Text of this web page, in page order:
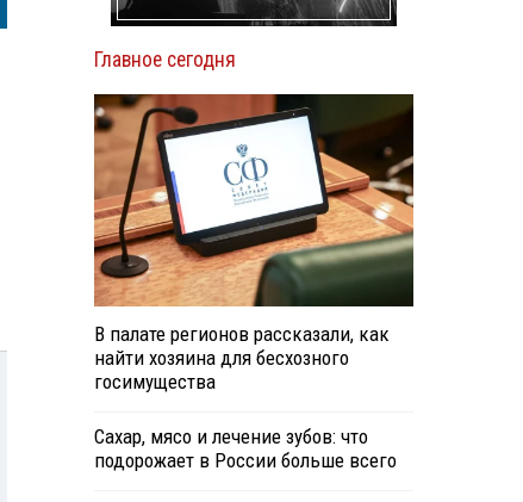
Главное сегодня
В палате регионов рассказали, как
найти хозяина для бесхозного
госимущества
Сахар, мясо и лечение зубов: что
подорожает в России больше всего